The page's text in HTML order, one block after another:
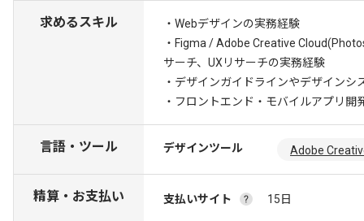
求めるスキル
・Webデザインの実務経験
・Figma / Adobe Creative
サーチ、UXリサーチの実務経験
・デザインガイドラインやデザイン
・フロントエンド・モバイルアプリ開
言語・ツール デザインツール Adobe
精算・お支払い 支払いサイト 15日